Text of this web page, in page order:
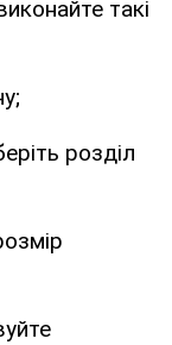
такі
розділ